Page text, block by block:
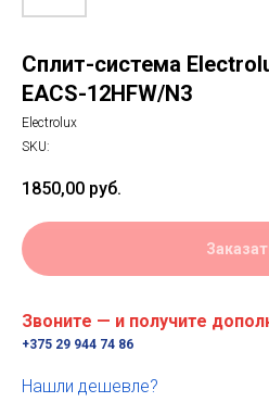
Сплит-система
EACS-12HFW/N3
Electrolux
SKU:
1850,00 руб.
Звоните — и получите
+375 29 944 74 86
Нашли дешевле?